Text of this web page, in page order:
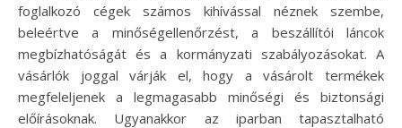
foglalkozó cégek számos kihívással néznek szembe,
beleértve a minőségellenőrzést, a beszállítói láncok
megbízhatóságát és a kormányzati szabályozásokat. A
vásárlók joggal várják el, hogy a vásárolt termékek
megfeleljenek a legmagasabb minőségi és biztonsági
előírásoknak. Ugyanakkor az iparban tapasztalható